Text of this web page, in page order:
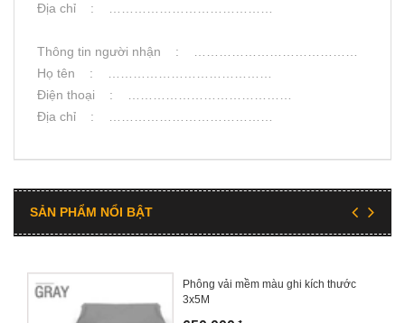
Địa chỉ : …………………………………
Thông tin người nhận : …………………………………
Họ tên : …………………………………
Điện thoại : …………………………………
Địa chỉ : …………………………………
SẢN PHẨM NỔI BẬT
Phông vải mềm màu ghi kích thước
3x5M